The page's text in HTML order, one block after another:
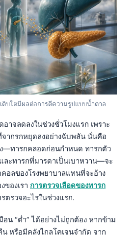
ติบโตมีผลต่อการตีความรูปแบบน้ำตาล
าจลดลงในช่วงชั่วโมงแรก เพราะ
ากรกหยุดลงอย่างฉับพลัน นั่นคือ
—ทารกคลอดก่อนกำหนด ทารกตัว
ละทารกที่มารดาเป็นเบาหวาน—จะ
อลของโรงพยาบาลแทนที่จะอ้าง
ของเรา การตรวจเลือดของทารก
ตรวจอะไรในช่วงแรก.
อน “ต่ำ” ได้อย่างไม่ถูกต้อง หากข้าม
หรือมีคลังไกลโคเจนจำกัด จาก